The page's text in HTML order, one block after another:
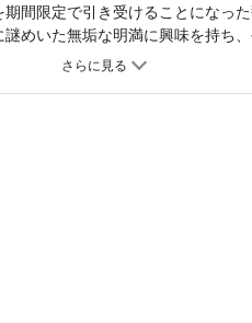
間限定で引き受けることになっ
めいた無垢な明満に興味を持ち
Vol.25に収録されています。重